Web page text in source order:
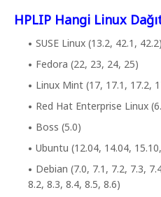
HPLIP Hangi Linux
SUSE Linux (13.2, 42.1, 42.2)
Fedora (22, 23, 24, 25)
Linux Mint (17, 17.1, 17.2,
Red Hat Enterprise Linux
Boss (5.0)
Ubuntu (12.04, 14.04,
Debian (7.0, 7.1, 7.2, 7.3,
8.2, 8.3, 8.4, 8.5, 8.6)